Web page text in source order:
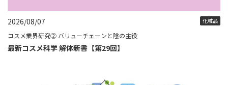
2026/08/07 化粧品
コスメ業界研究② バリューチェーンと陰の主役
最新コスメ科学 解体新書【第29回】